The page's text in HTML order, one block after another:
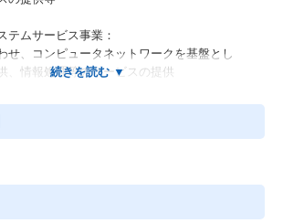
ムサービス事業：
せ、コンピュータネットワークを基盤とし
、情報処理等のサービスの提供
点に係わる調査・分析、情報処理システムの